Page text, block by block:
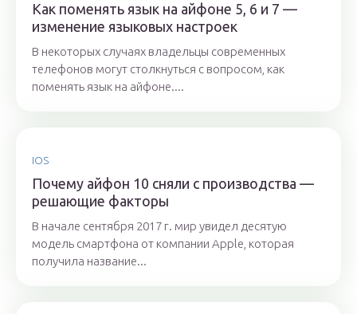
Как поменять язык на айфоне 5, 6 и 7 —
изменение языковых настроек
В некоторых случаях владельцы современных
телефонов могут столкнуться с вопросом, как
поменять язык на айфоне....
IOS
Почему айфон 10 сняли с производства —
решающие факторы
В начале сентября 2017 г. мир увидел десятую
модель смартфона от компании Apple, которая
получила название...